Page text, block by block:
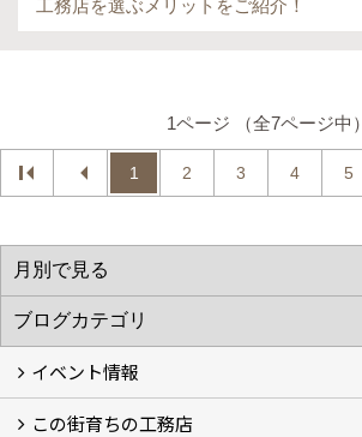
工務店を選ぶメリットをご紹介！
1ページ （全7ページ中）
1 2 3 4 5
イベント情報
イベント予告
イベント報告
この街育ちの工務店